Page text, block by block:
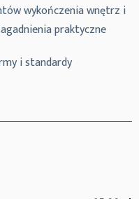
wykończenia wnętrz i
praktyczne
i standardy